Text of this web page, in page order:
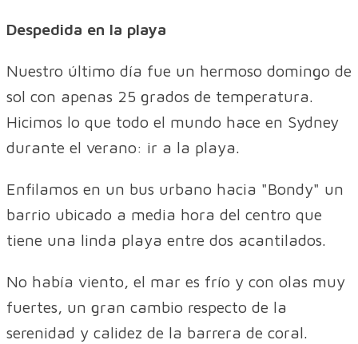
Despedida en la playa
Nuestro último día fue un hermoso domingo de
sol con apenas 25 grados de temperatura.
Hicimos lo que todo el mundo hace en Sydney
durante el verano: ir a la playa.
Enfilamos en un bus urbano hacia "Bondy" un
barrio ubicado a media hora del centro que
tiene una linda playa entre dos acantilados.
No había viento, el mar es frío y con olas muy
fuertes, un gran cambio respecto de la
serenidad y calidez de la barrera de coral.